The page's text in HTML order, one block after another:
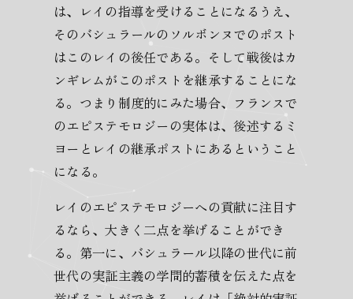
は、レイの指導を受けることになるうえ、
そのバシュラールのソルボンヌでのポスト
はこのレイの後任である。そして戦後はカ
ンギレムがこのポストを継承することにな
る。つまり制度的にみた場合、フランスで
のエピステモロジーの実体は、後述するミ
ヨーとレイの継承ポストにあるということ
になる。
レイのエピステモロジーへの貢献に注目す
るなら、大きく二点を挙げることができ
る。第一に、バシュラール以降の世代に前
世代の実証主義の学問的蓄積を伝えた点を